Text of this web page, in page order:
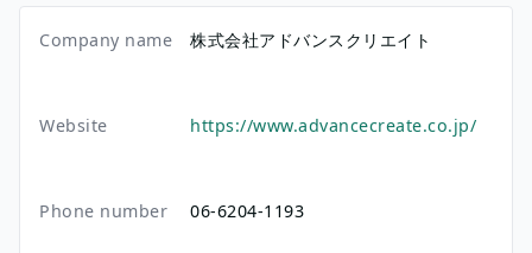
Company name 株式会社アドバンスクリエイト
Website https://www.advancecreate.co.jp/
Phone number 06-6204-1193